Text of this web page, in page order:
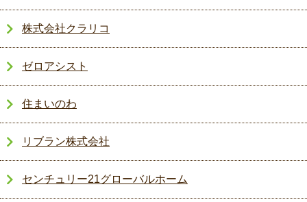
株式会社クラリコ
ゼロアシスト
住まいのわ
リブラン株式会社
センチュリー21グローバルホーム